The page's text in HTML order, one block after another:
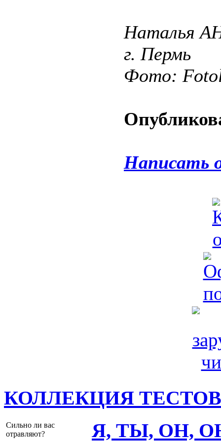
Наталья
г. Пермь
Фото:
Написать
КОЛЛЕКЦИЯ ТЕСТОВ
Сильно ли вас
отравляют?
Я, ТЫ, ОН,